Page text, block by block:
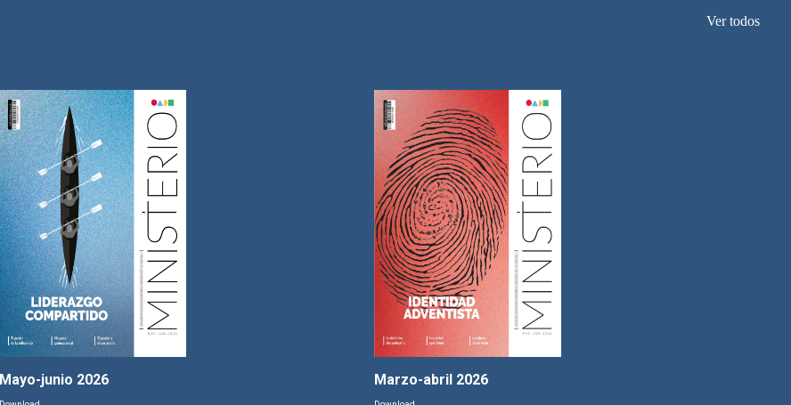
Ver todos
Mayo-junio 2026 Marzo-abril 2026